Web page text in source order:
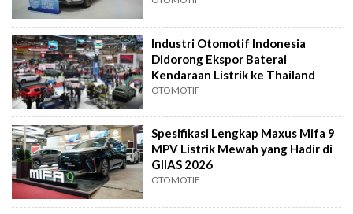
Industri Otomotif Indonesia
Didorong Ekspor Baterai
Kendaraan Listrik ke Thailand
OTOMOTIF
Spesifikasi Lengkap Maxus Mifa 9
MPV Listrik Mewah yang Hadir di
GIIAS 2026
OTOMOTIF